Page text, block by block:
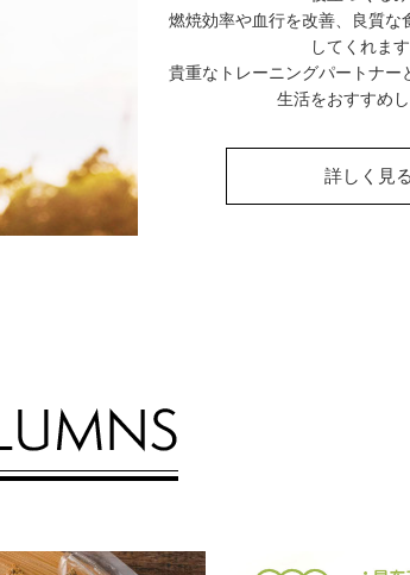
燃焼効率や血行を改善、良質な
してくれます
貴重なトレーニングパートナー
生活をおすすめし
詳しく見る